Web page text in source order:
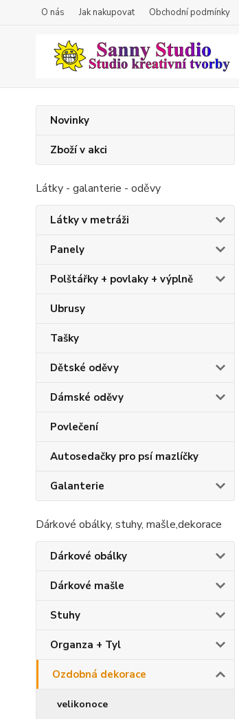
O nás Jak nakupovat Obchodní podmínky
Novinky
Zboží v akci
Látky - galanterie - oděvy
Látky v metráži
Panely
Polštářky + povlaky + výplně
Ubrusy
Tašky
Dětské oděvy
Dámské oděvy
Povlečení
Autosedačky pro psí mazlíčky
Galanterie
Dárkové obálky, stuhy, mašle,dekorace
Dárkové obálky
Dárkové mašle
Stuhy
Organza + Tyl
Ozdobná dekorace
velikonoce